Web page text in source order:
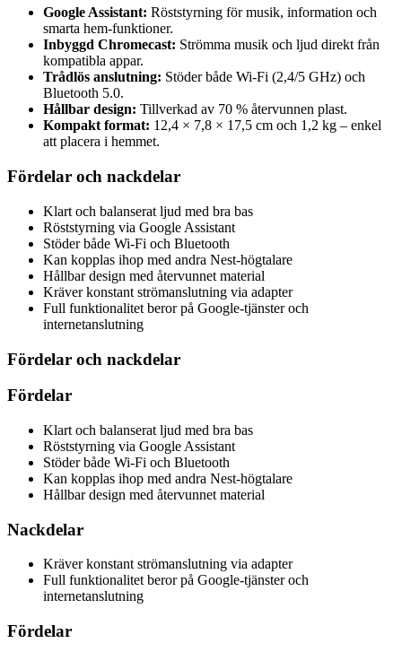
Google Assistant: Röststyrning för musik, information och
smarta hem-funktioner.
Inbyggd Chromecast: Strömma musik och ljud direkt från
kompatibla appar.
Trådlös anslutning: Stöder både Wi-Fi (2,4/5 GHz) och
Bluetooth 5.0.
Hållbar design: Tillverkad av 70 % återvunnen plast.
Kompakt format: 12,4 × 7,8 × 17,5 cm och 1,2 kg – enkel
att placera i hemmet.
Fördelar och nackdelar
Klart och balanserat ljud med bra bas
Röststyrning via Google Assistant
Stöder både Wi-Fi och Bluetooth
Kan kopplas ihop med andra Nest-högtalare
Hållbar design med återvunnet material
Kräver konstant strömanslutning via adapter
Full funktionalitet beror på Google-tjänster och
internetanslutning
Fördelar och nackdelar
Fördelar
Klart och balanserat ljud med bra bas
Röststyrning via Google Assistant
Stöder både Wi-Fi och Bluetooth
Kan kopplas ihop med andra Nest-högtalare
Hållbar design med återvunnet material
Nackdelar
Kräver konstant strömanslutning via adapter
Full funktionalitet beror på Google-tjänster och
internetanslutning
Fördelar